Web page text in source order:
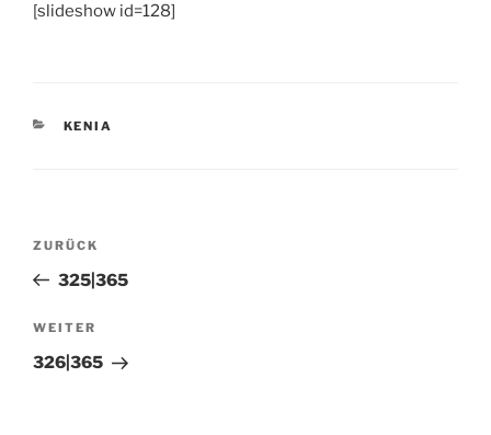
[slideshow id=128]
KATEGORIEN
KENIA
Beitragsnavigation
Vorheriger
Beitrag
ZURÜCK
325|365
Nächster
Beitrag
WEITER
326|365